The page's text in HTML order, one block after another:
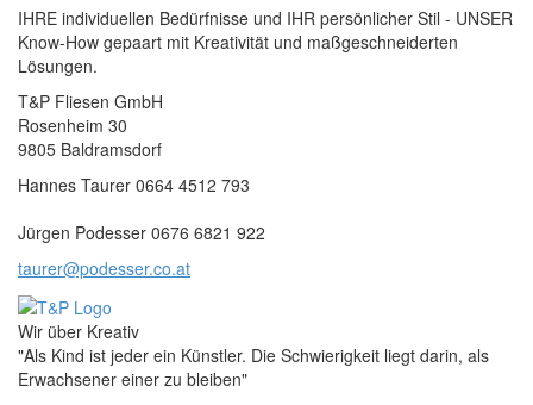
IHRE individuellen Bedürfnisse und IHR persönlicher Stil - UNSER
Know-How gepaart mit Kreativität und maßgeschneiderten
Lösungen.
T&P Fliesen GmbH
Rosenheim 30
9805 Baldramsdorf
Hannes Taurer 0664 4512 793
Jürgen Podesser 0676 6821 922
taurer@podesser.co.at
Wir über Kreativ
"Als Kind ist jeder ein Künstler. Die Schwierigkeit liegt darin, als
Erwachsener einer zu bleiben"